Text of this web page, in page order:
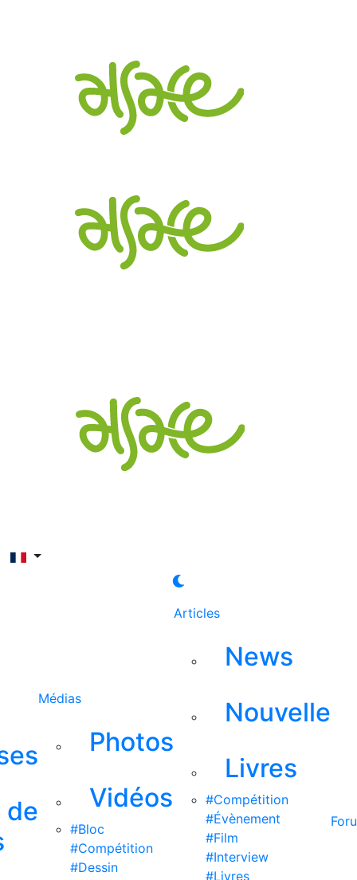
de
Médias
Photos
Vidéos
#Bloc
#Compétition
#Dessin
Articles
News
Nouvelle
Livres
#Compétition
#Évènement
#Film
#Interview
#Livres